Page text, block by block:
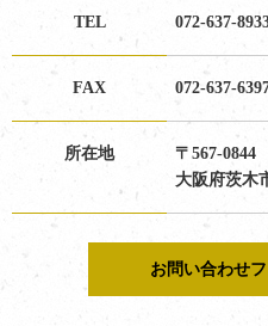
TEL 072-637-
FAX 072-637-
所在地
〒567-0844
大阪府茨木
お問い合わせ